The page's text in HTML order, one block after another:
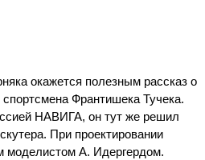
окажется полезным рассказ о
Франтишека Тучека.
НАВИГА, он тут же решил
При проектировании
моделистом А. Идергердом.